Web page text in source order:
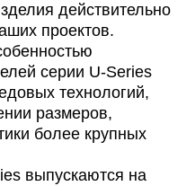
действительно
проектов.
серии U-Series
технологий,
размеров,
более крупных
выпускаются на